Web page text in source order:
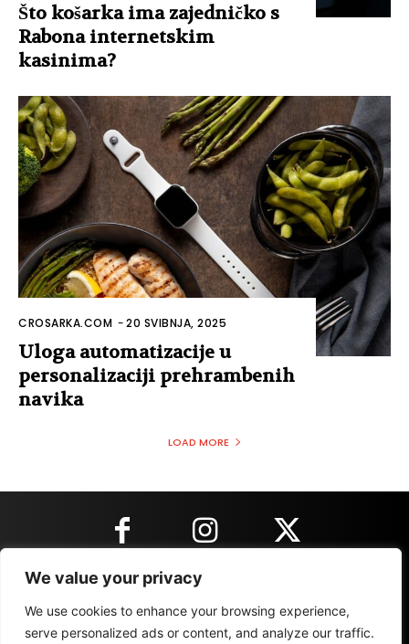
We value your privacy
We use cookies to enhance your browsing experience,
serve personalized ads or content, and analyze our traffic.
Što košarka ima zajedničko s
Rabona internetskim
kasinima?
CROSARKA.COM -20 SVIBNJA, 2025
Uloga automatizacije u
personalizaciji prehrambenih
navika
LOAD MORE
KONTAKT INFORMACIJE